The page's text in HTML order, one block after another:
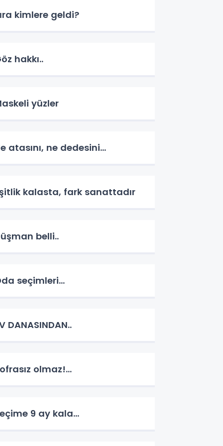
kimlere geldi?
hakkı..
yüzler
atasını, ne dedesini...
kalasta, fark sanattadır
belli..
seçimleri...
DANASINDAN..
olmaz!...
9 ay kala...